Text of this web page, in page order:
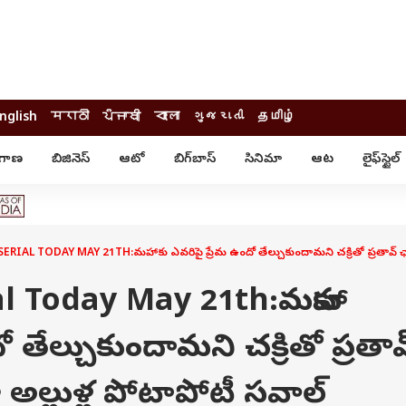
मराठी ਪੰਜਾਬੀ বাংলা ગુજરાતી தமிழ்
బిజినెస్ ఆటో బిగ్‌బాస్ సినిమా ఆట లైఫ్‌స్టైల్‌
ఓటీటీ-వెబ్‌సిరీస్‌
గాసిప్స్
ఆట
క్రికెట్
ఐపీఎల్
ట్రెండింగ్
యువ
INDIA AT 2047
ఎడ్యుకేషన్
SERIAL TODAY MAY 21TH:మహాకు ఎవరిపై ప్రేమ ఉందో తేల్చుకుందామని చక్రితో
May 21th:మహాకు
తేల్చుకుందామని చక్రితో
పోటాపోటీ సవాల్‌